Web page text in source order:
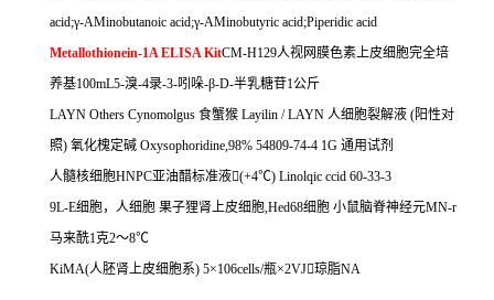
acid;γ-AMinobutanoic acid;γ-AMinobutyric acid;Piperidic acid
Metallothionein-1A ELISA KitCM-H129人视网膜色素上皮细胞完全培
养基100mL5-溴-4录-3-吲哚-β-D-半乳糖苷1公斤
LAYN Others Cynomolgus 食蟹猴 Layilin / LAYN 人细胞裂解液 (阳性对
照) 氧化槐定碱 Oxysophoridine,98% 54809-74-4 1G 通用试剂
人髓核细胞HNPC亚油醋标准液(+4℃) Linolqic ccid 60-33-3
9L-E细胞，人细胞 果子狸肾上皮细胞,Hed68细胞 小鼠脑脊神经元MN-r
马来酰1克2～8℃
KiMA(人胚肾上皮细胞系) 5×106cells/瓶×2VJ琼脂NA